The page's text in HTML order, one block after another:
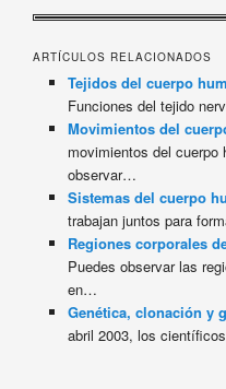
ARTÍCULOS RELACIONADOS
Tejidos del cuerpo
Funciones del tejido
Movimientos del
movimientos del cuerpo
observar…
Sistemas del cuerpo
trabajan juntos para
Regiones corporales
Puedes observar las
en…
Genética, clonación y
abril 2003, los